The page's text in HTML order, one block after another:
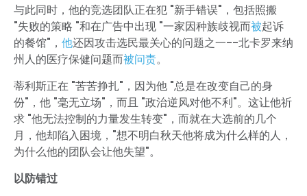
与此同时，他的竞选团队正在犯 "新手错误"，包括照搬
"失败的策略 "和在广告中出现 "一家因种族歧视而被起诉
的餐馆"， 他还因攻击选民最关心的问题之一--北卡罗来纳
州人的医疗保健问题而被问责。
蒂利斯正在 "苦苦挣扎"，因为他 "总是在改变自己的身
份"，他 "毫无立场"，而且 "政治逆风对他不利"。这让他祈
求 "他无法控制的力量发生转变"，而就在大选前的几个
月，他却陷入困境，"想不明白秋天他将成为什么样的人，
为什么他的团队会让他失望"。
以防错过